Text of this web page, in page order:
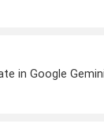
in Google Gemini